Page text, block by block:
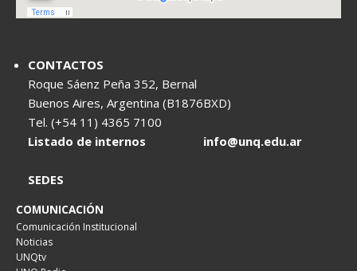
CONTACTOS
Roque Sáenz Peña 352, Bernal
Buenos Aires, Argentina (B1876BXD)
Tel. (+54 11) 4365 7100
Listado de internos
info@unq.edu.ar
SEDES
COMUNICACIÓN
Comunicación Institucional
Noticias
UNQtv